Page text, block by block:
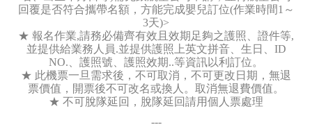
回覆是否符合攜帶名額，方能完成嬰兒訂位(作業時間1～
3天)>
★ 報名作業,請務必備齊有效且效期足夠之護照、證件等,
並提供給業務人員.並提供護照上英文拼音、生日、ID
NO.、護照號、護照效期..等資訊以利訂位。
★ 此機票一旦需求後，不可取消，不可更改日期，無退
票價值，開票後不可改名或換人。取消無退費價值。
★ 不可脫隊延回，脫隊延回請用個人票處理
---